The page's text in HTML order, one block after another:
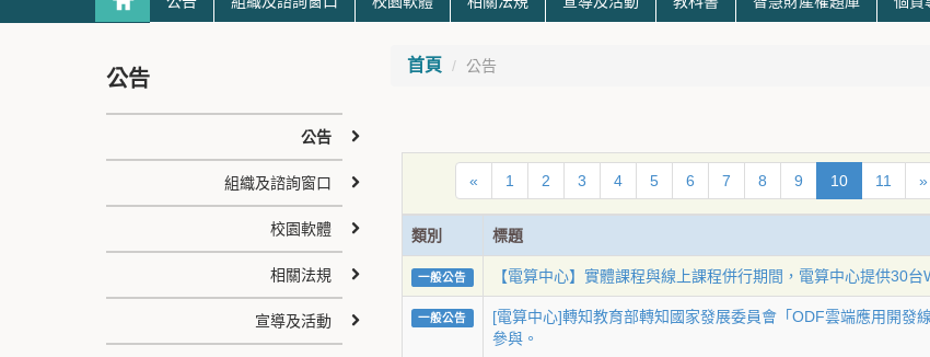
首頁 公告
« 1 2 3 4 5 6 7 8 9 10 11 »
類別 標題
一般公告 【電算中心】實體課程與線上課程併行期間，電算中心提供30
一般公告
[電算中心]轉知教育部轉知國家發展委員會「ODF雲端應用開發
參與。
公告
公告
組織及諮詢窗口
校園軟體
相關法規
宣導及活動